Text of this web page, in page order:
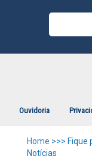
Ouvidoria
Home >>> Fique
Notícias